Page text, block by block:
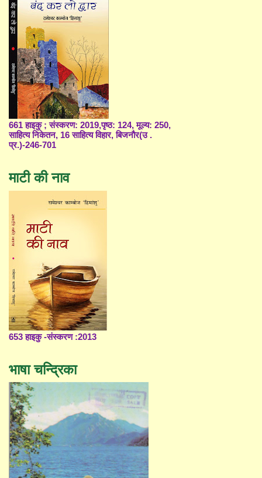
661 हाइकु ; संस्करण: 2019,पृष्ठ: 124, मूल्य: 250,
साहित्य निकेतन, 16 साहित्य विहार, बिजनौर(उ .
प्र.)-246-701
माटी की नाव
653 हाइकु -संस्करण :2013
भाषा चन्द्रिका